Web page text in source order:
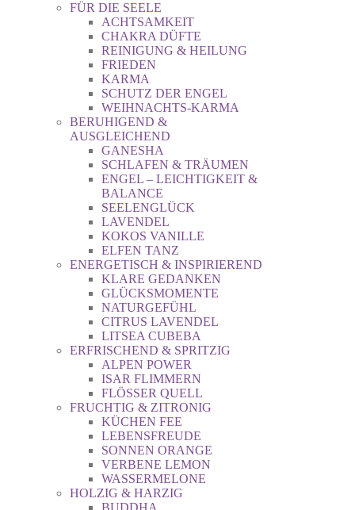
FÜR DIE SEELE
ACHTSAMKEIT
CHAKRA DÜFTE
REINIGUNG & HEILUNG
FRIEDEN
KARMA
SCHUTZ DER ENGEL
WEIHNACHTS-KARMA
BERUHIGEND &
AUSGLEICHEND
GANESHA
SCHLAFEN & TRÄUMEN
ENGEL – LEICHTIGKEIT &
BALANCE
SEELENGLÜCK
LAVENDEL
KOKOS VANILLE
ELFEN TANZ
ENERGETISCH & INSPIRIEREND
KLARE GEDANKEN
GLÜCKSMOMENTE
NATURGEFÜHL
CITRUS LAVENDEL
LITSEA CUBEBA
ERFRISCHEND & SPRITZIG
ALPEN POWER
ISAR FLIMMERN
FLÖSSER QUELL
FRUCHTIG & ZITRONIG
KÜCHEN FEE
LEBENSFREUDE
SONNEN ORANGE
VERBENE LEMON
WASSERMELONE
HOLZIG & HARZIG
BUDDHA